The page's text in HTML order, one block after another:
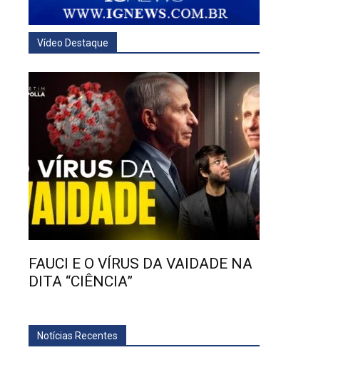
Vídeo Destaque
FAUCI E O VÍRUS DA VAIDADE NA
DITA “CIÊNCIA”
Notícias Recentes